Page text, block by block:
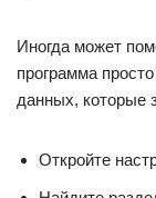
Иногда может
программа
данных, которые
Откройте